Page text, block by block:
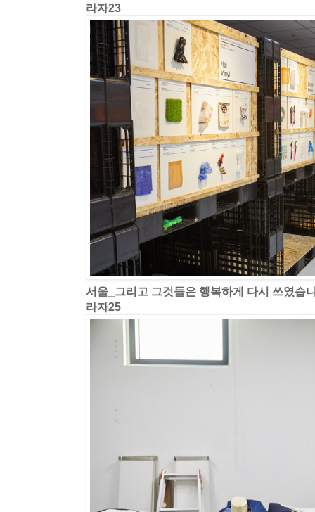
라자23
서울_그리고 그것들은 행복하게 다시 쓰였습
라자25